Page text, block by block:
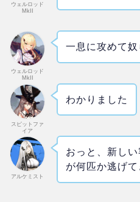
ウェルロッド
MkII
ウェルロッド
MkII
一息に攻めて
スピットファ
イア
わかりました
アルケミスト
おっと、新し
が何匹か逃げ